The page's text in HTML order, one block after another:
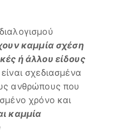
καμμία σχέση
ή άλλου είδους
είναι σχεδιασμένα
ανθρώπους που
χρόνο και
καμμία